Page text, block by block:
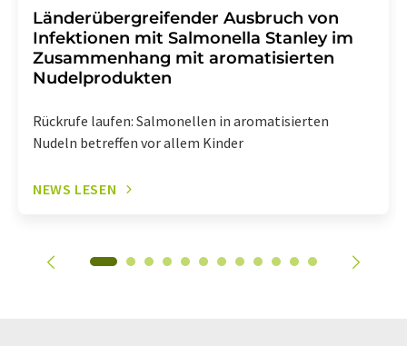
Länderübergreifender Ausbruch von
Infektionen mit Salmonella Stanley im
Zusammenhang mit aromatisierten
Nudelprodukten
Rückrufe laufen: Salmonellen in aromatisierten
Nudeln betreffen vor allem Kinder
NEWS LESEN